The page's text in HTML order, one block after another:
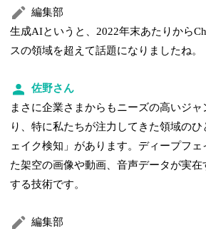
編集部
生成AIというと、2022年末あたりから
スの領域を超えて話題になりましたね。
佐野さん
まさに企業さまからもニーズの高いジャ
り、特に私たちが注力してきた領域の
ェイク検知」があります。ディープフ
た架空の画像や動画、音声データが実
する技術です。
編集部